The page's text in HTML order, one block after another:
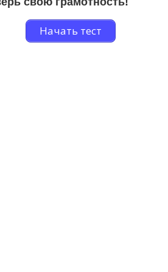
Начать тест